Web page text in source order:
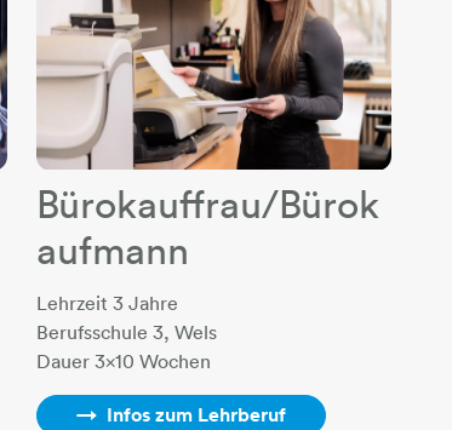
Bürokauffrau/Bürok
aufmann
Lehrzeit 3 Jahre
Berufsschule 3, Wels
Dauer 3x10 Wochen
Infos zum Lehrberuf